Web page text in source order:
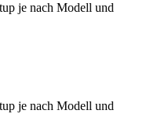
je nach Modell und
je nach Modell und